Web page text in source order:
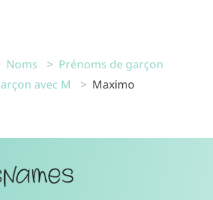
Noms
Prénoms de garçon
avec M
Maximo